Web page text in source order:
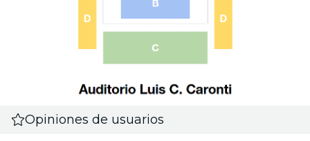
Opiniones de usuarios